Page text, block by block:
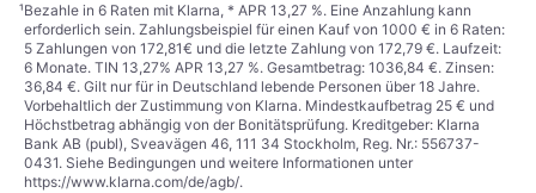
¹Bezahle in 6 Raten mit Klarna, * APR 13,27 %. Eine Anzahlung kann
erforderlich sein. Zahlungsbeispiel für einen Kauf von 1000 € in 6 Raten:
5 Zahlungen von 172,81€ und die letzte Zahlung von 172,79 €. Laufzeit:
6 Monate. TIN 13,27% APR 13,27 %. Gesamtbetrag: 1036,84 €. Zinsen:
36,84 €. Gilt nur für in Deutschland lebende Personen über 18 Jahre.
Vorbehaltlich der Zustimmung von Klarna. Mindestkaufbetrag 25 € und
Höchstbetrag abhängig von der Bonitätsprüfung. Kreditgeber: Klarna
Bank AB (publ), Sveavägen 46, 111 34 Stockholm, Reg. Nr.: 556737-
0431. Siehe Bedingungen und weitere Informationen unter
https://www.klarna.com/de/agb/.